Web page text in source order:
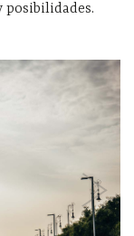
posibilidades.